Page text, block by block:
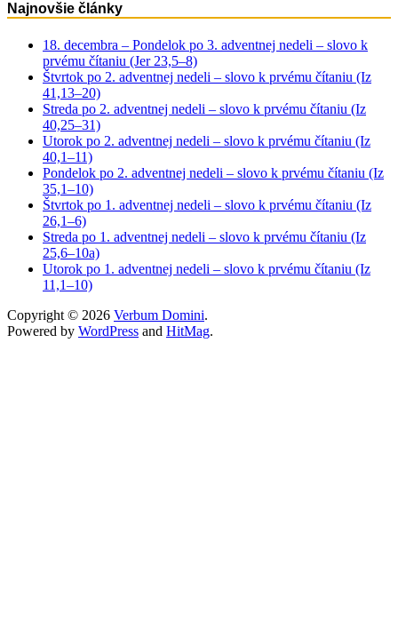
Najnovšie články
18. decembra – Pondelok po 3. adventnej nedeli – slovo k
prvému čítaniu (Jer 23,5–8)
Štvrtok po 2. adventnej nedeli – slovo k prvému čítaniu (Iz
41,13–20)
Streda po 2. adventnej nedeli – slovo k prvému čítaniu (Iz
40,25–31)
Utorok po 2. adventnej nedeli – slovo k prvému čítaniu (Iz
40,1–11)
Pondelok po 2. adventnej nedeli – slovo k prvému čítaniu (Iz
35,1–10)
Štvrtok po 1. adventnej nedeli – slovo k prvému čítaniu (Iz
26,1–6)
Streda po 1. adventnej nedeli – slovo k prvému čítaniu (Iz
25,6–10a)
Utorok po 1. adventnej nedeli – slovo k prvému čítaniu (Iz
11,1–10)
Copyright © 2026 Verbum Domini.
Powered by WordPress and HitMag.